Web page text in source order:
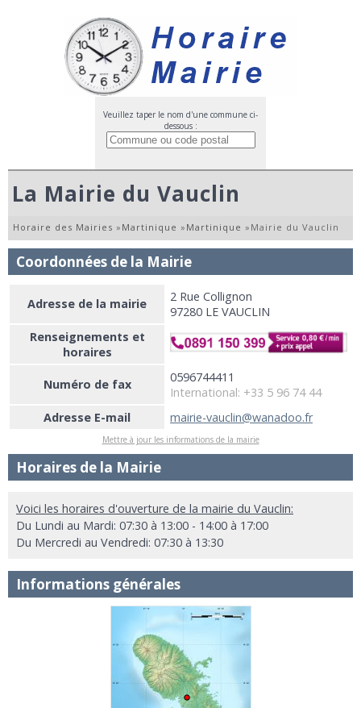
Veuillez taper le nom d'une commune ci-
dessous :
La Mairie du Vauclin
Horaire des Mairies » Martinique » Martinique » Mairie du Vauclin
Coordonnées de la Mairie
Adresse de la mairie
2 Rue Collignon
97280 LE VAUCLIN
Renseignements et
horaires
Numéro de fax
0596744411
International: +33 5 96 74 44
Adresse E-mail
mairie-vauclin@wanadoo.fr
Mettre à jour les informations de la mairie
Horaires de la Mairie
Voici les horaires d'ouverture de la mairie du Vauclin:
Du Lundi au Mardi: 07:30 à 13:00 - 14:00 à 17:00
Du Mercredi au Vendredi: 07:30 à 13:30
Informations générales